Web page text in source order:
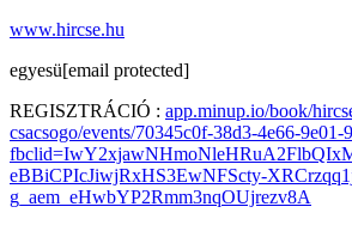
www.hircse.hu
egyesü[email protected]
REGISZTRÁCIÓ : app.minup.io/book/
csacsogo/events/70345c0f-38d3-4e66-9e01-
eBBiCPIcJiwjRxHS3EwNFScty-
g_aem_eHwbYP2Rmm3nqOUjrezv8A